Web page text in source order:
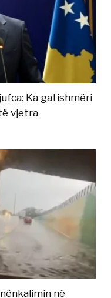
Ka gatishmëri
vjetra
në